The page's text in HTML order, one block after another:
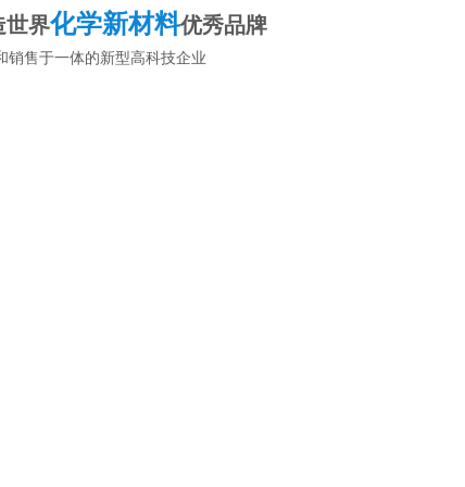
世界化学新材料优秀品牌
销售于一体的新型高科技企业